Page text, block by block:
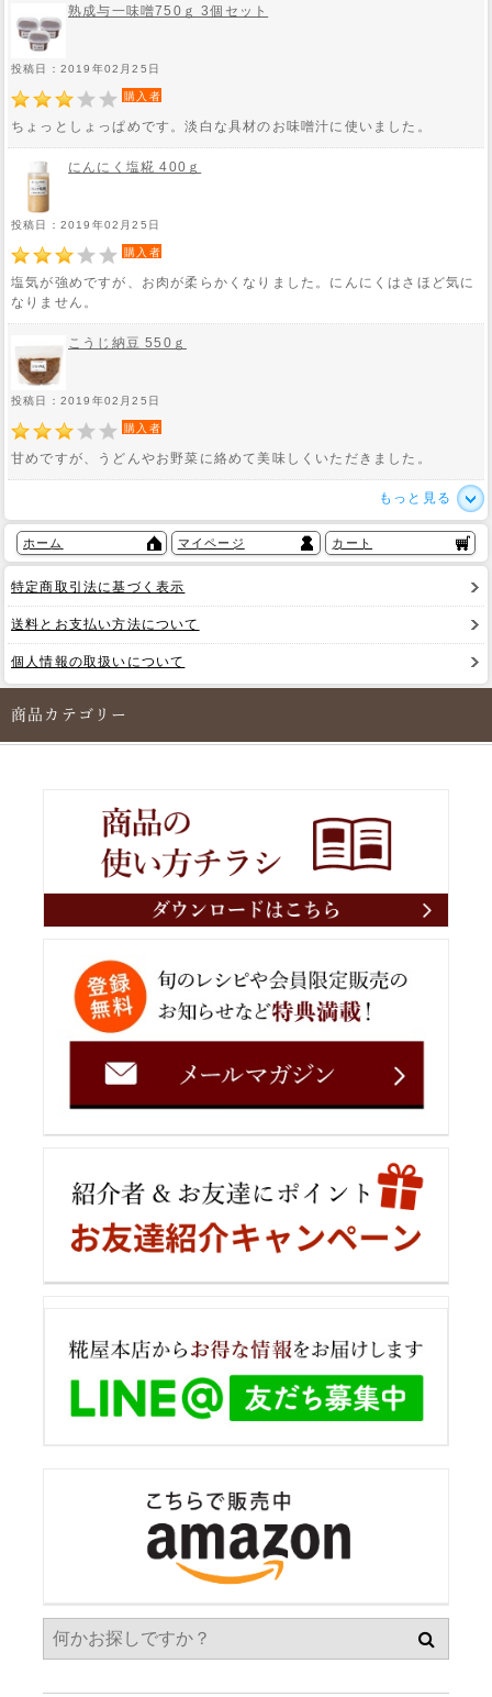
熟成与一味噌750ｇ 3個セット
投稿日：2019年02月25日
購入者
ちょっとしょっぱめです。淡白な具材のお味噌汁に使いました。
にんにく塩糀 400ｇ
投稿日：2019年02月25日
購入者
塩気が強めですが、お肉が柔らかくなりました。にんにくはさほど気に
なりません。
こうじ納豆 550ｇ
投稿日：2019年02月25日
購入者
甘めですが、うどんやお野菜に絡めて美味しくいただきました。
もっと見る
ホーム マイページ カート
特定商取引法に基づく表示
送料とお支払い方法について
個人情報の取扱いについて
商品カテゴリー